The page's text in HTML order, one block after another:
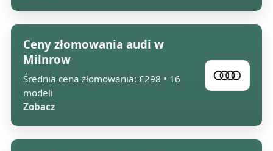
Ceny złomowania audi w
Milnrow
Średnia cena złomowania: £298 • 16
modeli
Zobacz